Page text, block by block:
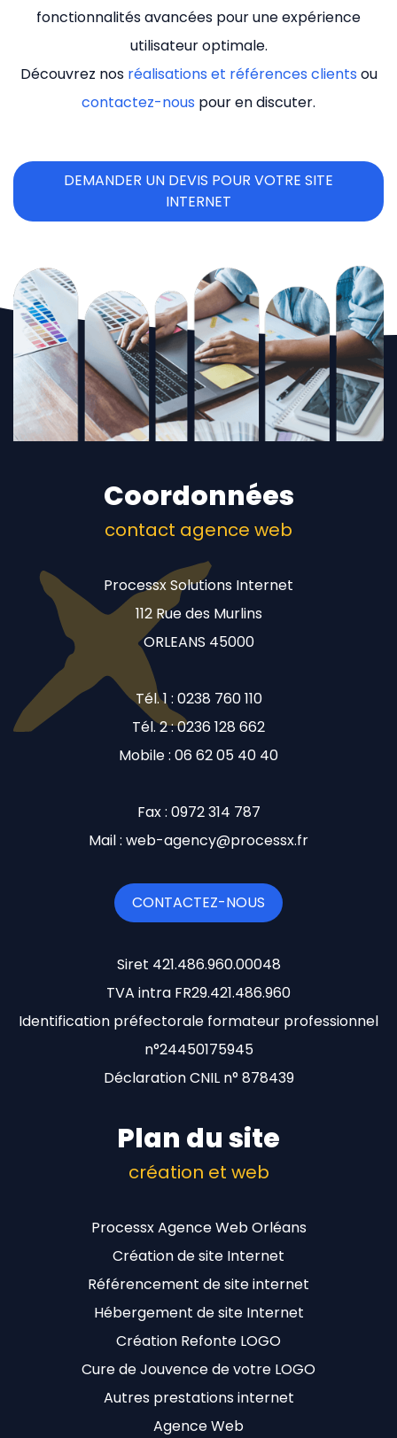
fonctionnalités avancées pour une expérience
utilisateur optimale.
Découvrez nos réalisations et références clients ou
contactez-nous pour en discuter.
DEMANDER UN DEVIS POUR VOTRE SITE
INTERNET
Coordonnées
contact agence web
Processx Solutions Internet
112 Rue des Murlins
ORLEANS 45000
Tél. 1 : 0238 760 110
Tél. 2 : 0236 128 662
Mobile : 06 62 05 40 40
Fax : 0972 314 787
Mail : web-agency@processx.fr
CONTACTEZ-NOUS
Siret 421.486.960.00048
TVA intra FR29.421.486.960
Identification préfectorale formateur professionnel
n°24450175945
Déclaration CNIL n° 878439
Plan du site
création et web
Processx Agence Web Orléans
Création de site Internet
Référencement de site internet
Hébergement de site Internet
Création Refonte LOGO
Cure de Jouvence de votre LOGO
Autres prestations internet
Agence Web